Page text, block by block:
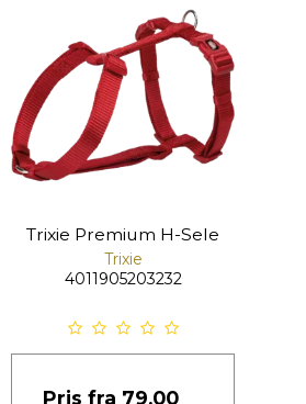
Trixie Premium H-Sele
Trixie
4011905203232
Pris fra 79,00